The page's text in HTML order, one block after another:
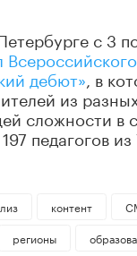
с 3
дебют» , в
из
сложности в
педагогов
контент
регионы